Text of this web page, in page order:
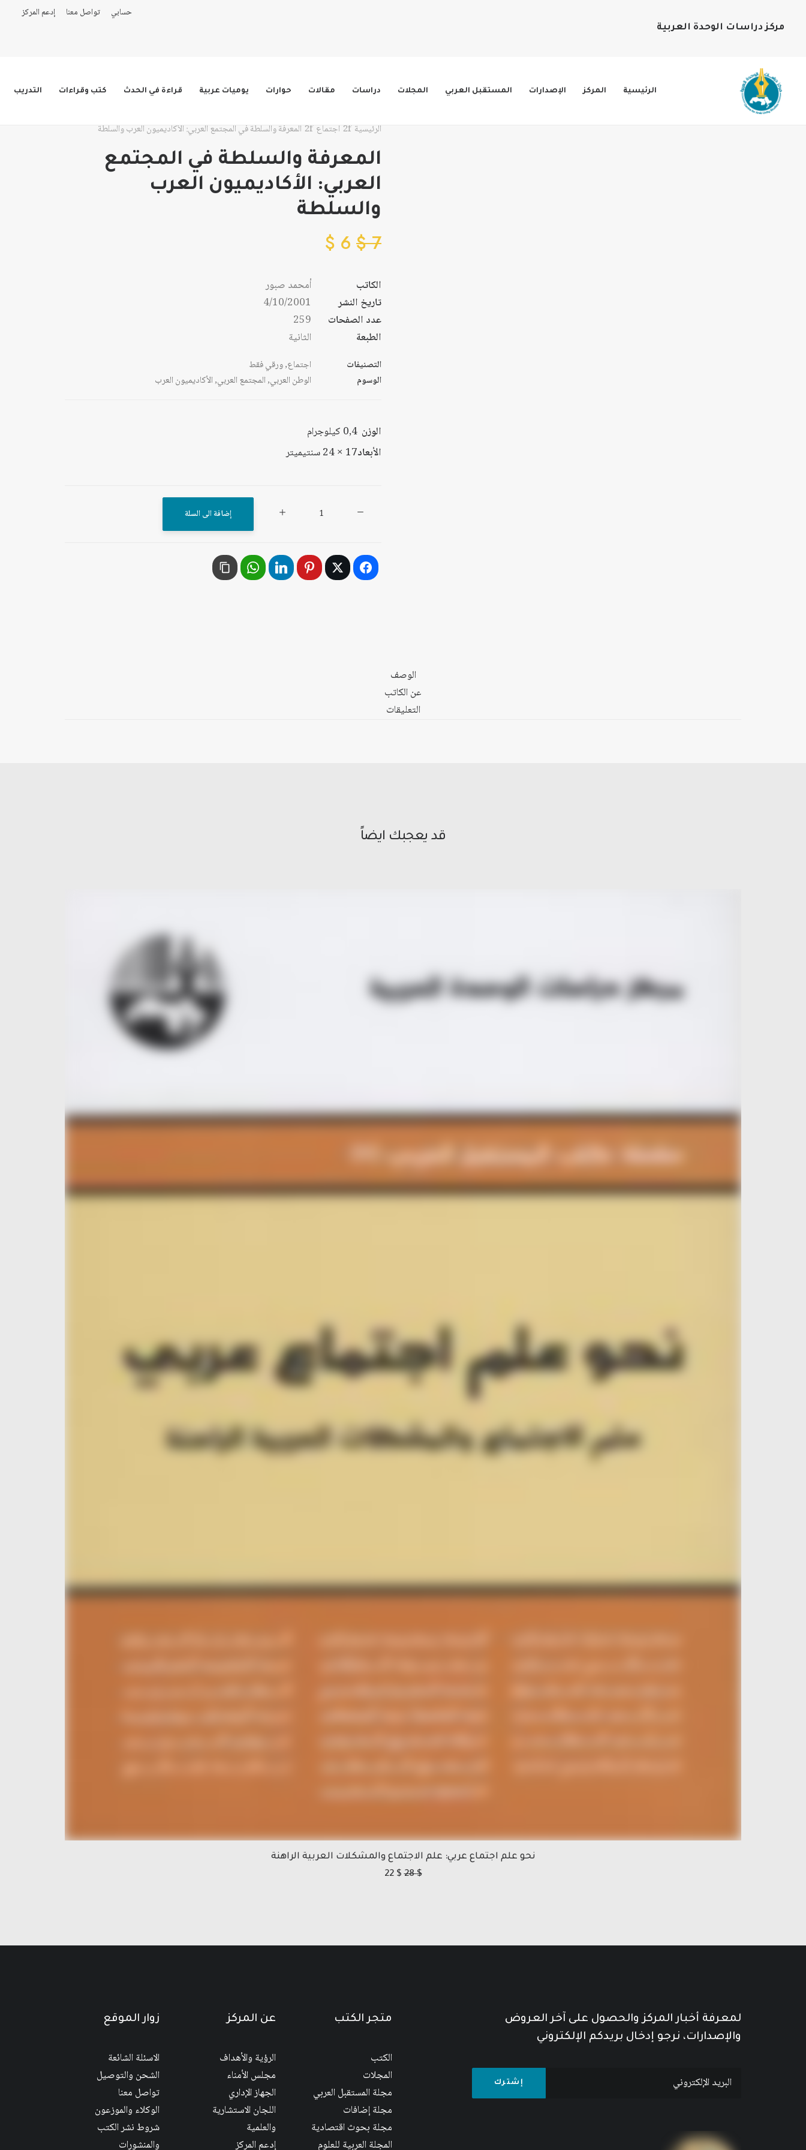
مركز دراسات الوحدة العربية
حسابي تواصل معنا إدعم المركز
الرئيسية المركز الإصدارات المستقبل العربي المجلات دراسات مقالات حوارات يوميات عربية قراءة في الحدث كتب وقراءات التدريب
الرئيسية اجتماع المعرفة والسلطة في المجتمع العربي: الأكاديميون العرب والسلطة
المعرفة والسلطة في المجتمع
العربي: الأكاديميون العرب
والسلطة
7
$
6
$
الكاتب
أمحمد صبور
تاريخ النشر
4/10/2001
عدد الصفحات
259
الطبعة
الثانية
التصنيفات اجتماع,ورقي فقط
الوسوم
الوطن العربي,المجتمع العربي,الأكاديميون العرب
الوزن 0,4 كيلوجرام
الأبعاد17 × 24 سنتيميتر
في
المجتمع
إضافة الى السلة
الوصف
عن الكاتب
التعليقات
قد يعجبك ايضاً
نحو علم اجتماع عربي: علم الاجتماع والمشكلات العربية الراهنة
28$
22 $
لمعرفة أخبار المركز والحصول على آخر العروض
والإصدارات، نرجو إدخال بريدكم الإلكتروني
متجر الكتب
الكتب
المجلات
مجلة المستقبل العربي
مجلة إضافات
مجلة بحوث اقتصادية
المجلة العربية للعلوم
عن المركز
الرؤية والأهداف
مجلس الأمناء
الجهاز الإداري
اللجان الاستشارية
والعلمية
إدعم المركز
زوار الموقع
الاسئلة الشائعة
الشحن والتوصيل
تواصل معنا
الوكلاء والموزعون
شروط نشر الكتب
والمنشورات